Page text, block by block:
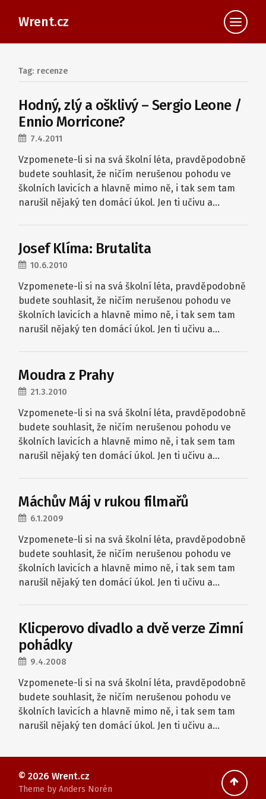
Wrent.cz
Tag: recenze
Hodný, zlý a ošklivý – Sergio Leone /
Ennio Morricone?
7.4.2011
Vzpomenete-li si na svá školní léta, pravděpodobně
budete souhlasit, že ničím nerušenou pohodu ve
školních lavicích a hlavně mimo ně, i tak sem tam
narušil nějaký ten domácí úkol. Jen ti učivu a…
Josef Klíma: Brutalita
10.6.2010
Vzpomenete-li si na svá školní léta, pravděpodobně
budete souhlasit, že ničím nerušenou pohodu ve
školních lavicích a hlavně mimo ně, i tak sem tam
narušil nějaký ten domácí úkol. Jen ti učivu a…
Moudra z Prahy
21.3.2010
Vzpomenete-li si na svá školní léta, pravděpodobně
budete souhlasit, že ničím nerušenou pohodu ve
školních lavicích a hlavně mimo ně, i tak sem tam
narušil nějaký ten domácí úkol. Jen ti učivu a…
Máchův Máj v rukou filmařů
6.1.2009
Vzpomenete-li si na svá školní léta, pravděpodobně
budete souhlasit, že ničím nerušenou pohodu ve
školních lavicích a hlavně mimo ně, i tak sem tam
narušil nějaký ten domácí úkol. Jen ti učivu a…
Klicperovo divadlo a dvě verze Zimní
pohádky
9.4.2008
Vzpomenete-li si na svá školní léta, pravděpodobně
budete souhlasit, že ničím nerušenou pohodu ve
školních lavicích a hlavně mimo ně, i tak sem tam
narušil nějaký ten domácí úkol. Jen ti učivu a…
© 2026Wrent.cz
Theme byAnders Norén